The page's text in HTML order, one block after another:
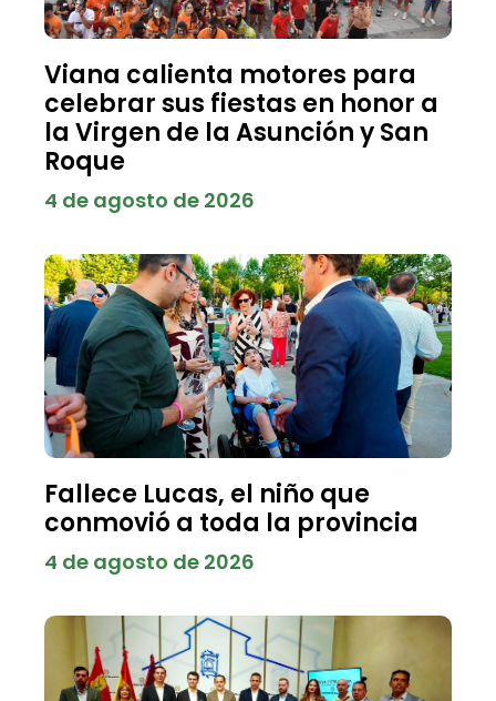
Viana calienta motores para
celebrar sus fiestas en honor a
la Virgen de la Asunción y San
Roque
4 de agosto de 2026
Fallece Lucas, el niño que
conmovió a toda la provincia
4 de agosto de 2026